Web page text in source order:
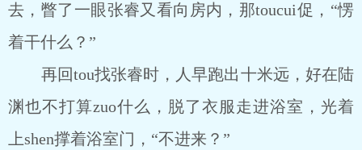
去，瞥了一眼张睿又看向房内，那toucui促，“愣
着干什么？”
再回tou找张睿时，人早跑出十米远，好在陆
渊也不打算zuo什么，脱了衣服走进浴室，光着
上shen撑着浴室门，“不进来？”